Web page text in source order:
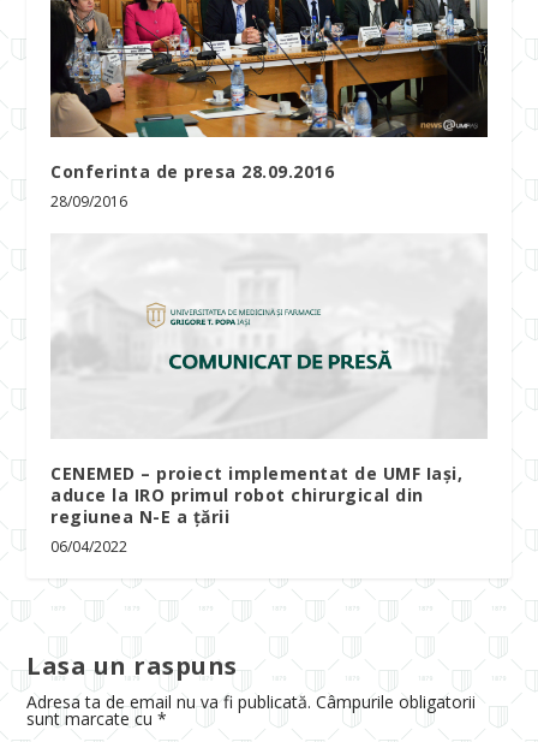
Conferinta de presa 28.09.2016
28/09/2016
CENEMED – proiect implementat de UMF Iași,
aduce la IRO primul robot chirurgical din
regiunea N-E a țării
06/04/2022
Lasa un raspuns
Adresa ta de email nu va fi publicată. Câmpurile obligatorii
sunt marcate cu*